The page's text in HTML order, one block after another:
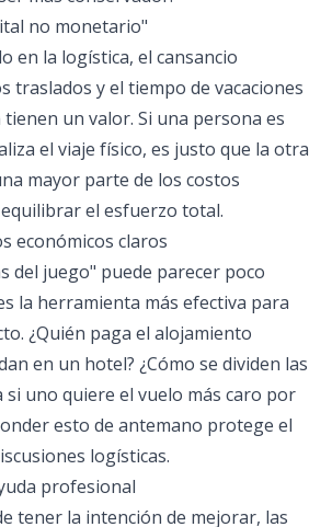
no monetario"
en la logística, el cansancio
traslados y el tiempo de vacaciones
un valor. Si una persona es
el viaje físico, es justo que la otra
mayor parte de los costos
el esfuerzo total.
económicos claros
del juego" puede parecer poco
la herramienta más efectiva para
¿Quién paga el alojamiento
en un hotel? ¿Cómo se dividen las
si uno quiere el vuelo más caro por
esto de antemano protege el
logísticas.
profesional
tener la intención de mejorar, las